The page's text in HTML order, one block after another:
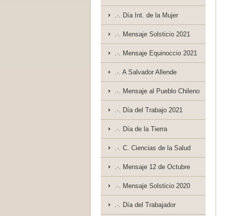
.·. Día Int. de la Mujer
.·. Mensaje Solsticio 2021
.·. Mensaje Equinoccio 2021
.·. A Salvador Allende
.·. Mensaje al Pueblo Chileno
.·. Día del Trabajo 2021
.·. Día de la Tierra
.·. C. Ciencias de la Salud
.·. Mensaje 12 de Octubre
.·. Mensaje Solsticio 2020
.·. Día del Trabajador